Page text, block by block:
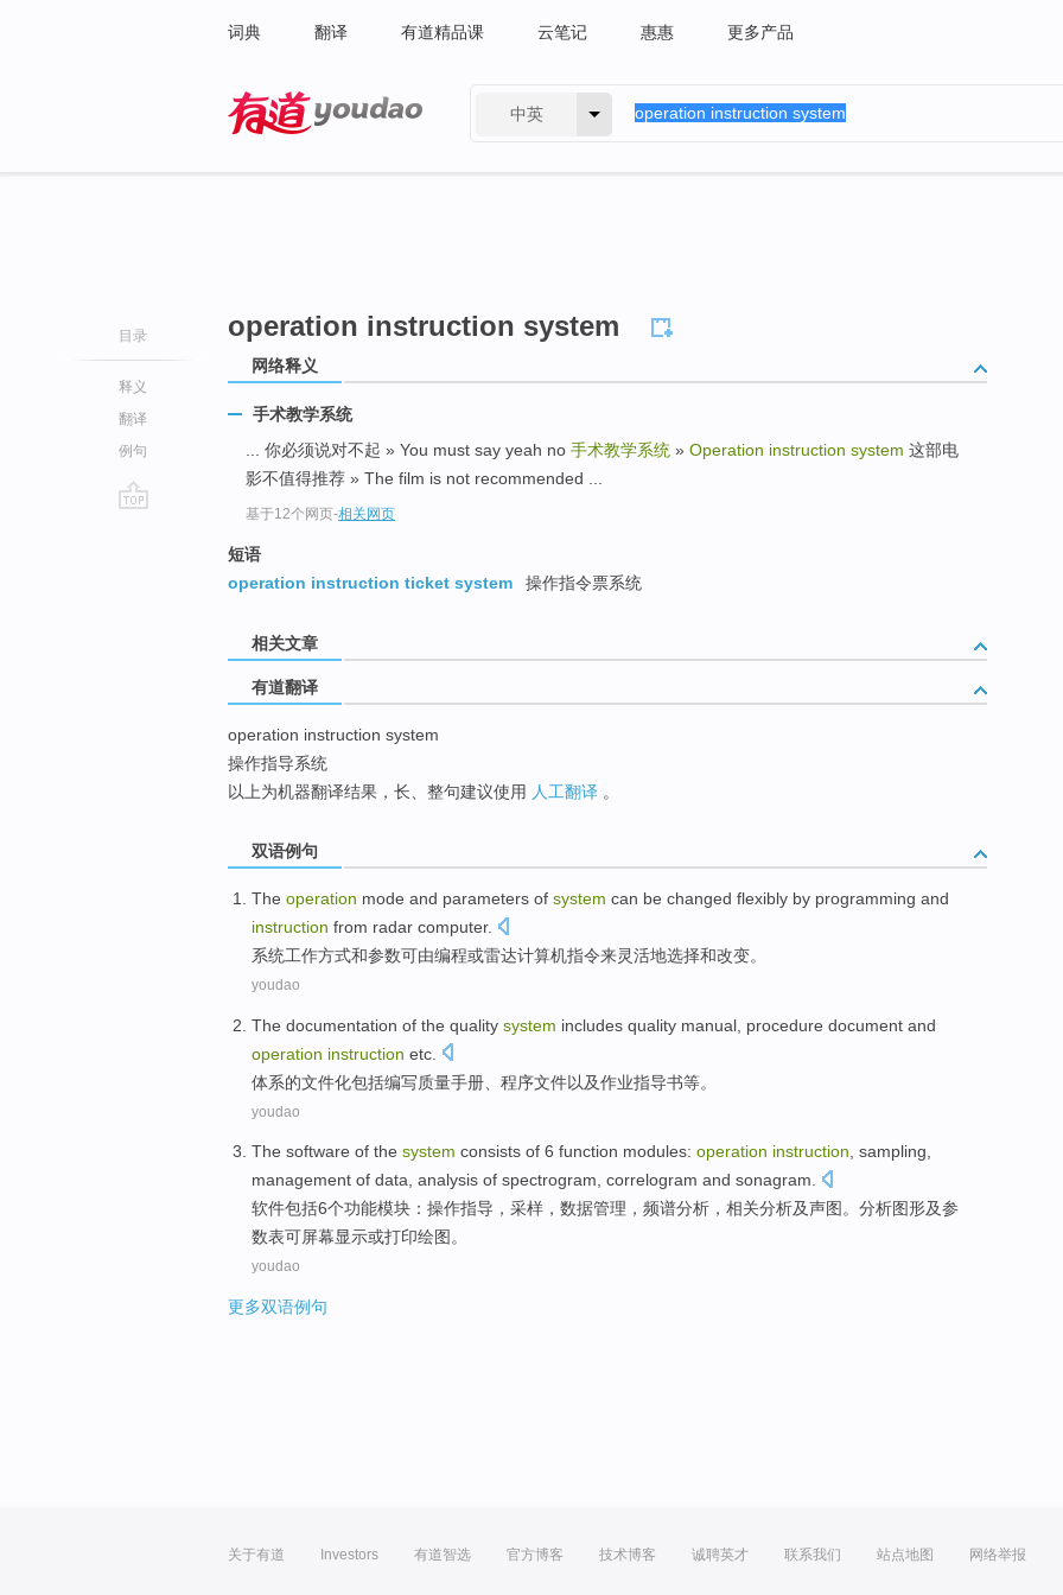
词典 翻译 有道精品课 云笔记 惠惠 更多产品
中英
目录
释义
翻译
例句
operation instruction system
网络释义
手术教学系统
... 你必须说对不起 » You must say yeah no 手术教学系统 » Operation instruction system 这部电
影不值得推荐 » The film is not recommended ...
基于12个网页-相关网页
短语
operation instruction ticket system
操作指令票系统
相关文章
有道翻译
operation instruction system
操作指导系统
以上为机器翻译结果，长、整句建议使用 人工翻译 。
双语例句
The operation mode and parameters of system can be changed flexibly by programming and
instruction from radar computer.
系统工作方式和参数可由编程或雷达计算机指令来灵活地选择和改变。
youdao
The documentation of the quality system includes quality manual procedure document and
operation instruction etc
体系的文件化包括编写质量手册 程序文件以及作业指导书等。
youdao
The software of the system consists of 6 function modules: operation instruction, sampling,
management of data, analysis of spectrogram, correlogram and sonagram.
软件包括6个功能模块 ： 操作指导 ， 采样 ， 数据管理 ，频谱分析 ，相关分析及声图。分析图形及参
数表可屏幕显示或打印绘图。
youdao
更多双语例句
关于有道 Investors 有道智选 官方博客 技术博客 诚聘英才 联系我们 站点地图 网络举报